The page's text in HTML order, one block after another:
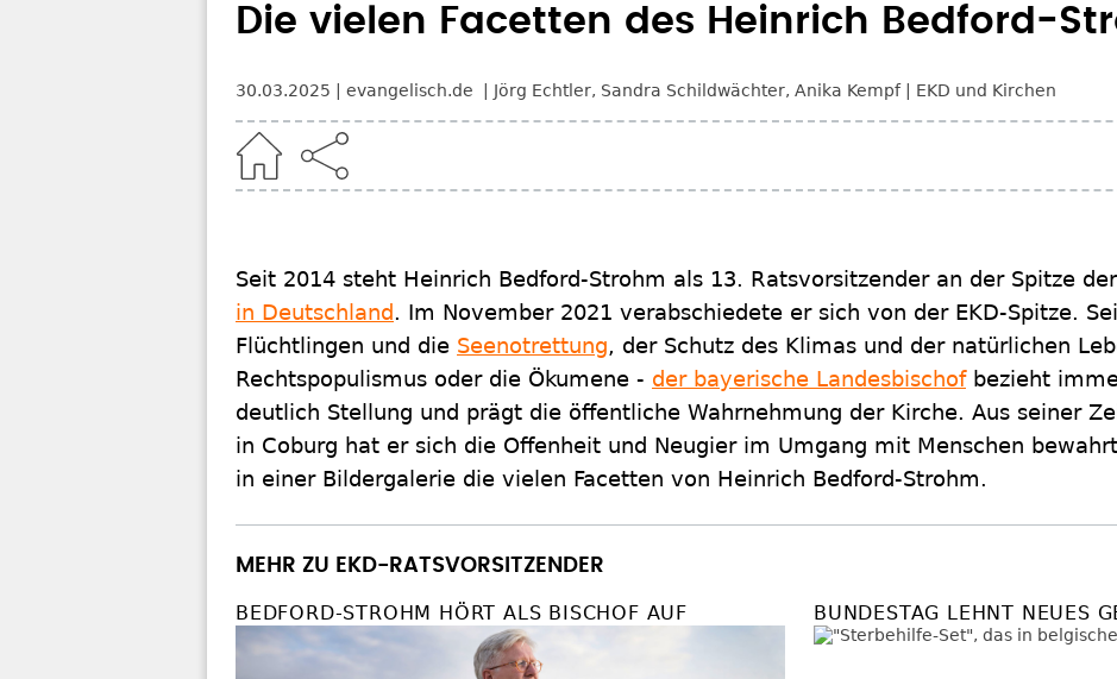
Die vielen Facetten des Heinrich Bedford-
30.03.2025 evangelisch.de Jörg Echtler, Sandra Schildwächter, Anika Kempf EKD und Kirchen
Seit 2014 steht Heinrich Bedford-Strohm als 13. Ratsvorsitzender an der Spitze der
in Deutschland. Im November 2021 verabschiedete er sich von der EKD-Spitze.
Flüchtlingen und die Seenotrettung, der Schutz des Klimas und der natürlichen
Rechtspopulismus oder die Ökumene - der bayerische Landesbischofbezieht
deutlich Stellung und prägt die öffentliche Wahrnehmung der Kirche. Aus seiner
in Coburg hat er sich die Offenheit und Neugier im Umgang mit Menschen
in einer Bildergalerie die vielen Facetten von Heinrich Bedford-Strohm.
MEHR ZU EKD-RATSVORSITZENDER
BEDFORD-STROHM HÖRT ALS BISCHOF AUF BUNDESTAG LEHNT NEUES